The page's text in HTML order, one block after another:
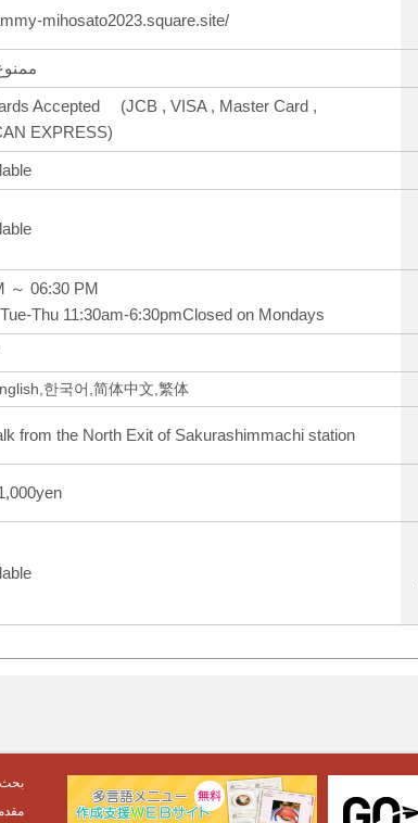
mihosato2023.square.site/
Accepted (JCB , VISA , Master Card ,
EXPRESS)
～ 06:30 PM
Thu 11:30am-6:30pmClosed on Mondays
한국어,简体中文,繁体
from the North Exit of Sakurashimmachi station